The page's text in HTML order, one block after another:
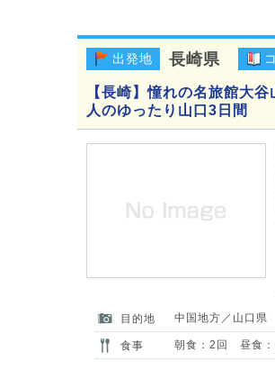
出発地 長崎県
【長崎】憧れの名旅館大
人のゆったり山口3日間
目的地 中国地方／山口県
食事 朝食：2回 昼食